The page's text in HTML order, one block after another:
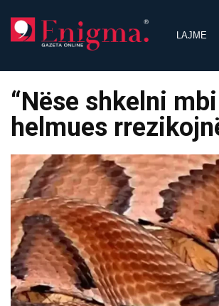
content
LAJME
“Nëse shkelni
helmues